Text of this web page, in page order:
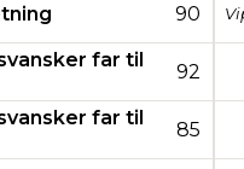
90
far til
92
far til
85